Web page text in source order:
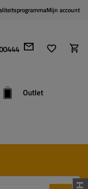
Mijn account
Outlet